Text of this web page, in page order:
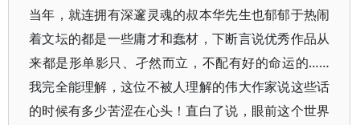
当年，就连拥有深邃灵魂的叔本华先生也郁郁于热闹
着文坛的都是一些庸才和蠢材，下断言说优秀作品从
来都是形单影只、孑然而立，不配有好的命运的……
我完全能理解，这位不被人理解的伟大作家说这些话
的时候有多少苦涩在心头！直白了说，眼前这个世界